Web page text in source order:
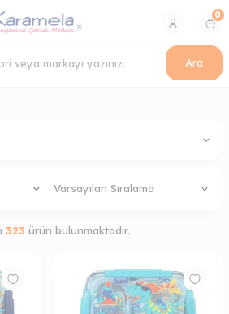
Ara
0
323 ürün bulunmaktadır.